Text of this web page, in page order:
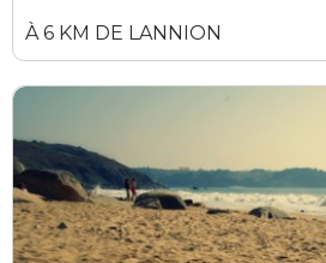
À 6 KM DE LANNION